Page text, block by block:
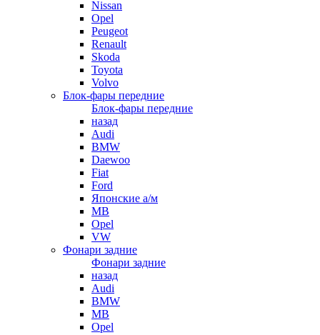
Nissan
Opel
Peugeot
Renault
Skoda
Toyota
Volvo
Блок-фары передние
Блок-фары передние
назад
Audi
BMW
Daewoo
Fiat
Ford
Японские а/м
MB
Opel
VW
Фонари задние
Фонари задние
назад
Audi
BMW
MB
Opel